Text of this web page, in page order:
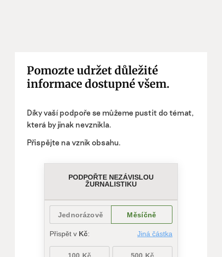
Pomozte udržet důležité
informace dostupné všem.
Díky vaší podpoře se můžeme pustit do témat,
která by jinak nevznikla.
Přispějte na vznik obsahu.